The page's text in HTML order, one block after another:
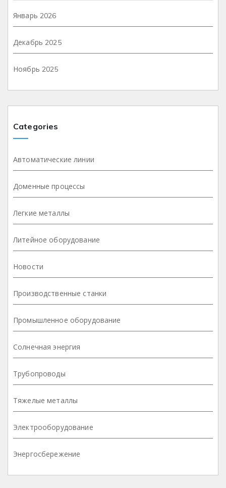
Январь 2026
Декабрь 2025
Ноябрь 2025
Categories
Автоматические линии
Доменные процессы
Легкие металлы
Литейное оборудование
Новости
Производственные станки
Промышленное оборудование
Солнечная энергия
Трубопроводы
Тяжелые металлы
Электрооборудование
Энергосбережение